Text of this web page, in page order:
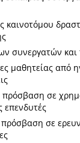
καινοτόμου
συνεργατών και
μαθητείας από
πρόσβαση σε
επενδυτές
σε